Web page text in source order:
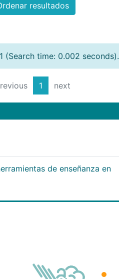
resultados
(Search time: 0.002 seconds).
1 next
de enseñanza en